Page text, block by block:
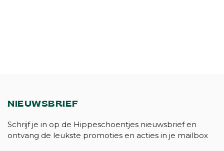
NIEUWSBRIEF
Schrijf je in op de Hippeschoentjes nieuwsbrief en
ontvang de leukste promoties en acties in je mailbox